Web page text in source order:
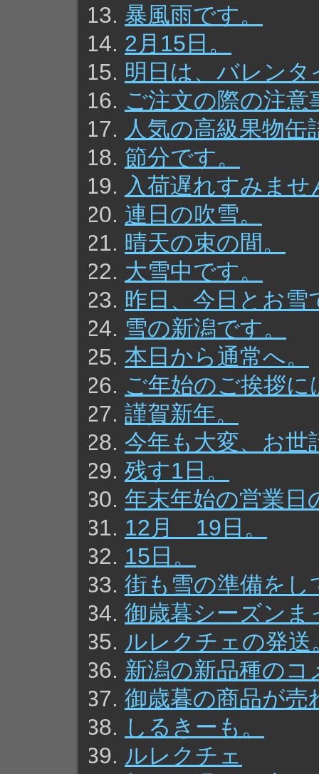
暴風雨です。
2月15日。
明日は、バレンタ
ご注文の際の注意
人気の高級果物缶
節分です。
入荷遅れすみませ
連日の吹雪。
晴天の束の間。
大雪中です。
昨日、今日とお雪
雪の新潟です。
本日から通常へ。
ご年始のご挨拶に
謹賀新年。
今年も大変、お世
残す1日。
年末年始の営業日
12月 19日。
15日。
街も雪の準備をし
御歳暮シーズンま
ルレクチェの発送
新潟の新品種のコ
御歳暮の商品が売
しるきーも。
ルレクチェ